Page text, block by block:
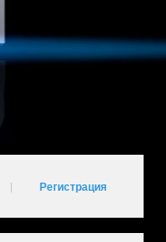
Регистрация